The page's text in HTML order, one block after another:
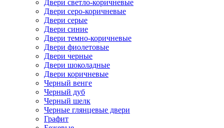
Двери светло-коричневые
Двери серо-коричневые
Двери серые
Двери синие
Двери темно-коричневые
Двери фиолетовые
Двери черные
Двери шоколадные
Двери коричневые
Черный венге
Черный дуб
Черный шелк
Черные глянцевые двери
Графит